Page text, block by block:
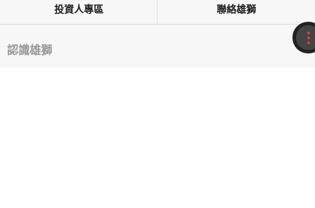
收
投資人專區 聯絡雄獅
認識雄獅